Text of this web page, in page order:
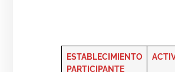
ESTABLECIMIENTO
PARTICIPANTE